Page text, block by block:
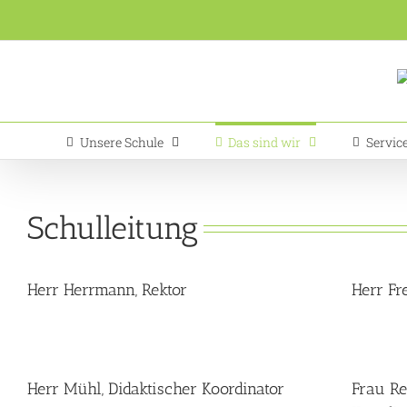
Inhalt
Unsere Schule Das sind wir
Schulleitung
Herr Herrmann, Rektor Herr
Herr Mühl, Didaktischer Koordinator
Frau